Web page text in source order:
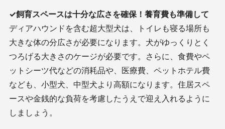
✓飼育スペースは十分な広さを確保！養育費も準備して
ディアハウンドを含む超大型犬は、トイレも寝る場所も
大きな体の分広さが必要になります。犬がゆっくりとく
つろげる大きさのケージが必要です。さらに、食費やペ
ットシーツ代などの消耗品や、医療費、ペットホテル費
なども、小型犬、中型犬より高額になります。住居スペ
ースや金銭的な負荷を考慮したうえで迎え入れるように
しましょう。